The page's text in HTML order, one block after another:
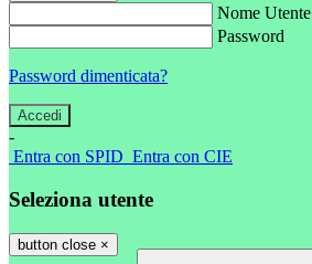
Nome Utente
Password
Password dimenticata?
-
Entra con SPID Entra con CIE
Seleziona utente
button close ×